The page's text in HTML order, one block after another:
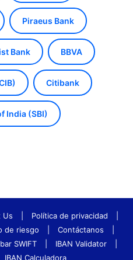
Piraeus Bank
Bank BBVA
Citibank
India (SBI)
Us Política de privacidad
de riesgo Contáctanos
SWIFT IBAN Validator
IBAN Calculadora